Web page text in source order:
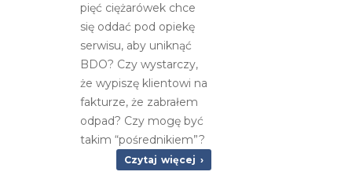
BDO
za
klienta?
pięć ciężarówek chce
się oddać pod opiekę
serwisu, aby uniknąć
BDO? Czy wystarczy,
że wypiszę klientowi na
fakturze, że zabrałem
odpad? Czy mogę być
takim “pośrednikiem”?
Czytaj więcej ›